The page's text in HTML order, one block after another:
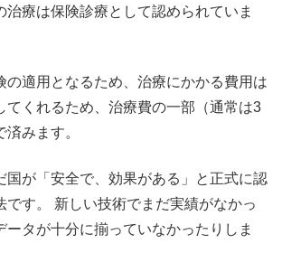
治療は保険診療として認められていま
の適用となるため、治療にかかる費用は
てくれるため、治療費の一部（通常は3
みます。
国が「安全で、効果がある」と正式に認
です。 新しい技術でまだ実績がなかっ
ータが十分に揃っていなかったりしま